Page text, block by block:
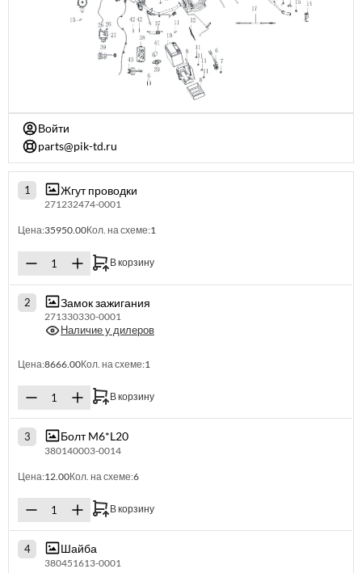
Войти
parts@pik-td.ru
1 Жгут проводки
271232474-0001
Цена:35950.00Кол. на схеме:1
В корзину
2 Замок зажигания
271330330-0001
Наличие у дилеров
Цена:8666.00Кол. на схеме:1
В корзину
3 Болт M6*L20
380140003-0014
Цена:12.00Кол. на схеме:6
В корзину
4 Шайба
380451613-0001